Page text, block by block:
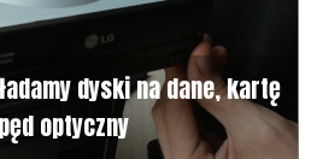
dyski na dane, kartę
optyczny